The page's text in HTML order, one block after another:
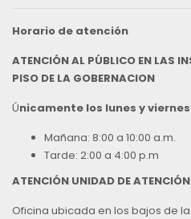
Horario de atención
ATENCIÓN AL PÚBLICO EN LAS
PISO DE LA GOBERNACION
Únicamente los lunes y viernes
Mañana: 8:00 a 10:00 a.m.
Tarde: 2:00 a 4:00 p.m
ATENCIÓN UNIDAD DE
Oficina ubicada en los bajos de